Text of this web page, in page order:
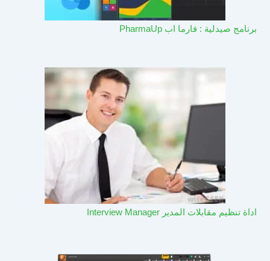
برنامج صيدلية : فارما اب PharmaUp​
اداة تنظيم مقابلات المدير Interview Manager